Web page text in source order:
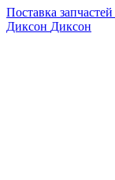
Поставка запчастей
Диксон Диксон